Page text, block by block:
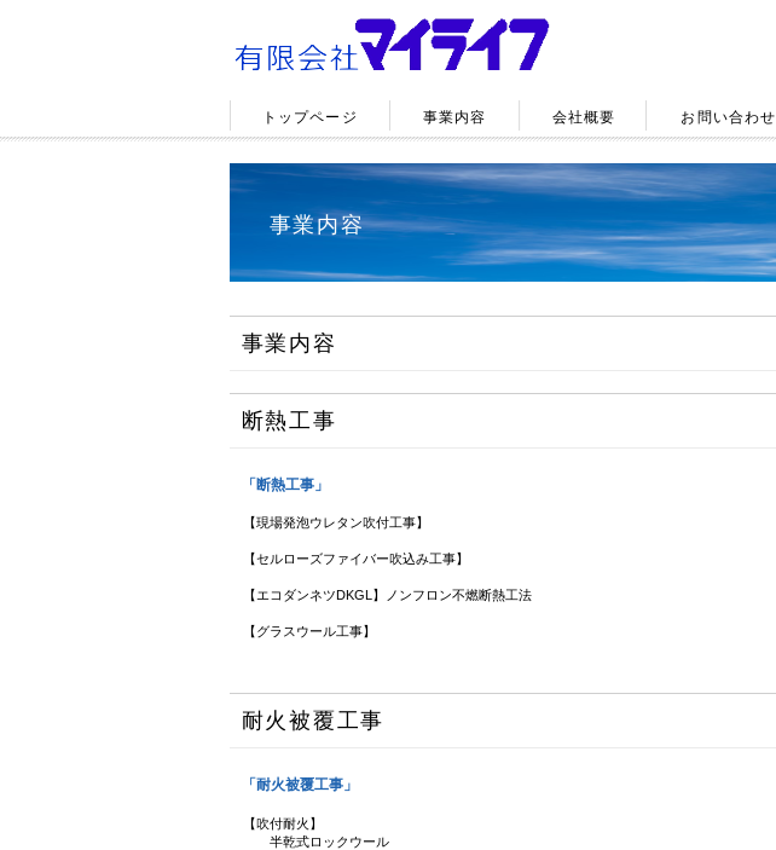
事業内容
事業内容
断熱工事
「断熱工事」
【現場発泡ウレタン吹付工事】
【セルローズファイバー吹込み工事】
【エコダンネツDKGL】ノンフロン不燃断熱工法
【グラスウール工事】
耐火被覆工事
「耐火被覆工事」
【吹付耐火】
半乾式ロックウール
トップページ 事業内容 会社概要 お問い合わせ